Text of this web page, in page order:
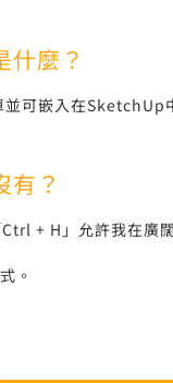
什麼？
可嵌入在SketchUp
有？
+ H」允許我在廣
。